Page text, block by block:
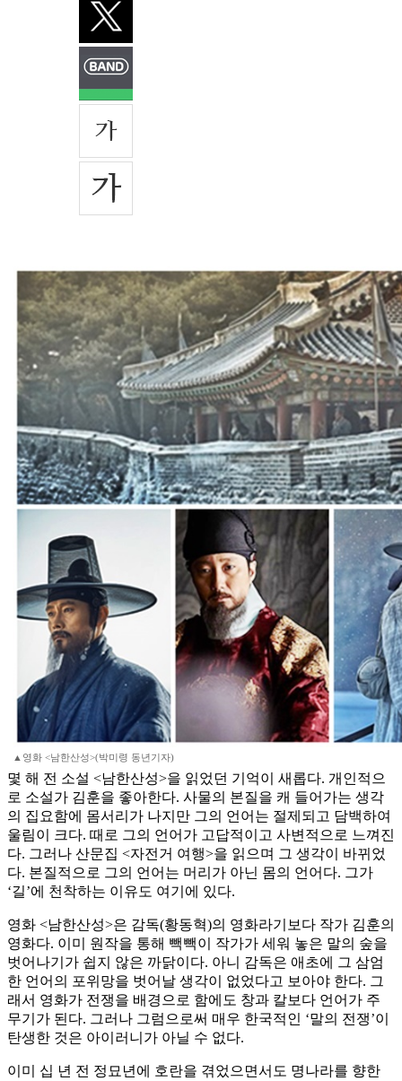
▲영화 <남한산성>(박미령 동년기자)
몇 해 전 소설 <남한산성>을 읽었던 기억이 새롭다. 개인적으
로 소설가 김훈을 좋아한다. 사물의 본질을 캐 들어가는 생각
의 집요함에 몸서리가 나지만 그의 언어는 절제되고 담백하여
울림이 크다. 때로 그의 언어가 고답적이고 사변적으로 느껴진
다. 그러나 산문집 <자전거 여행>을 읽으며 그 생각이 바뀌었
다. 본질적으로 그의 언어는 머리가 아닌 몸의 언어다. 그가
‘길’에 천착하는 이유도 여기에 있다.
영화 <남한산성>은 감독(황동혁)의 영화라기보다 작가 김훈의
영화다. 이미 원작을 통해 빽빽이 작가가 세워 놓은 말의 숲을
벗어나기가 쉽지 않은 까닭이다. 아니 감독은 애초에 그 삼엄
한 언어의 포위망을 벗어날 생각이 없었다고 보아야 한다. 그
래서 영화가 전쟁을 배경으로 함에도 창과 칼보다 언어가 주
무기가 된다. 그러나 그럼으로써 매우 한국적인 ‘말의 전쟁’이
탄생한 것은 아이러니가 아닐 수 없다.
이미 십 년 전 정묘년에 호란을 겪었으면서도 명나라를 향한